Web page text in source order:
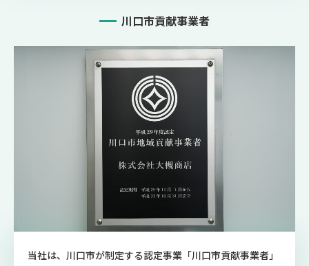
川口市貢献事業者
当社は、川口市が制定する認定事業「川口市貢献事業者」